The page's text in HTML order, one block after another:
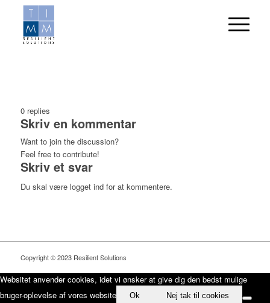
0 replies
Skriv en kommentar
Want to join the discussion?
Feel free to contribute!
Skriv et svar
Du skal være logget ind for at kommentere.
Copyright © 2023 Resilient Solutions
Websitet anvender cookies, idet vi ønsker at give dig den bedst mulige
bruger-oplevelse af vores website
Ok Nej tak til cookies